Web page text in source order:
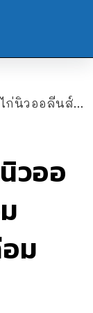
เครื่องเทศ กลมกล่อมอร่อยสุดๆ
วออ
ม